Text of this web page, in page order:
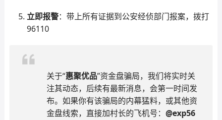
立即报警：带上所有证据到公安经侦部门报案，拨打
96110
关于“惠聚优品”资金盘骗局，我们将实时关
注其动态，后续有最新消息，会第一时间发
布。如果你有该骗局的内幕猛料，或其他资
金盘线索，直接加村长的飞机号： @exp56